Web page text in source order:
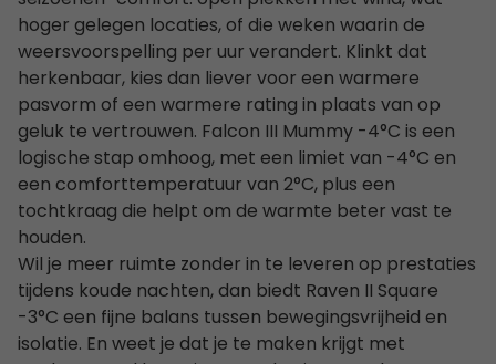
hoger gelegen locaties, of die weken waarin de
weersvoorspelling per uur verandert. Klinkt dat
herkenbaar, kies dan liever voor een warmere
pasvorm of een warmere rating in plaats van op
geluk te vertrouwen. Falcon III Mummy -4°C is een
logische stap omhoog, met een limiet van -4°C en
een comforttemperatuur van 2°C, plus een
tochtkraag die helpt om de warmte beter vast te
houden.
Wil je meer ruimte zonder in te leveren op prestaties
tijdens koude nachten, dan biedt Raven II Square
-3°C een fijne balans tussen bewegingsvrijheid en
isolatie. En weet je dat je te maken krijgt met